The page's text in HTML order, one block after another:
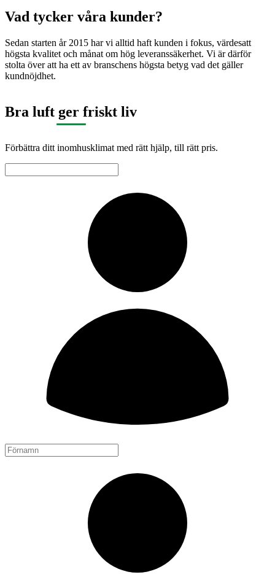
Vad tycker våra kunder?
Sedan starten år 2015 har vi alltid haft kunden i fokus, värdesatt
högsta kvalitet och månat om hög leveranssäkerhet. Vi är därför
stolta över att ha ett av branschens högsta betyg vad det gäller
kundnöjdhet.
Bra luft ger friskt liv
Förbättra ditt inomhusklimat med rätt hjälp, till rätt pris.